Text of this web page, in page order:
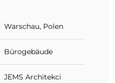
Warschau, Polen
Bürogebäude
JEMS Architekci